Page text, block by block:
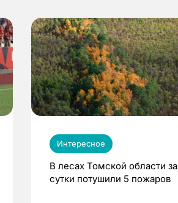
Интересное
В лесах Томской области за
сутки потушили 5 пожаров